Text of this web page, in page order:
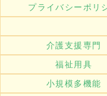
プライバシーポリ
介護支援専門
福祉用具
小規模多機能